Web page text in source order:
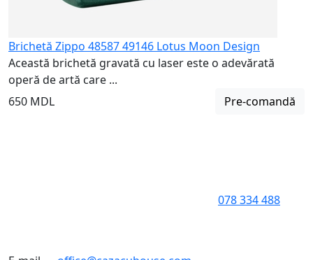
Brichetă Zippo 48587 49146 Lotus Moon Design
Această brichetă gravată cu laser este o adevărată
operă de artă care ...
650 MDL
Pre-comandă
078 334 488